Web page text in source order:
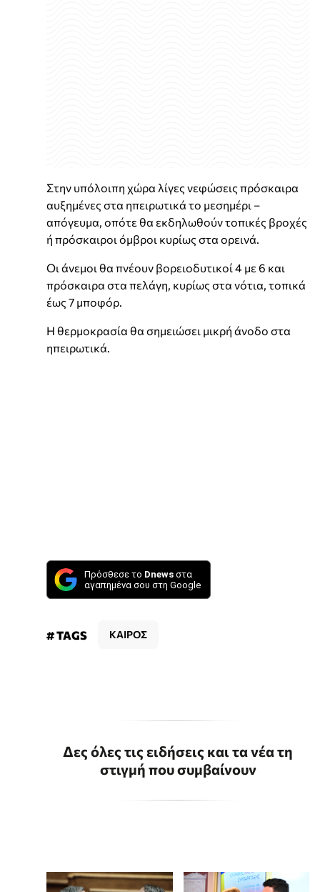
Στην υπόλοιπη χώρα λίγες νεφώσεις πρόσκαιρα
αυξημένες στα ηπειρωτικά το μεσημέρι –
απόγευμα, οπότε θα εκδηλωθούν τοπικές βροχές
ή πρόσκαιροι όμβροι κυρίως στα ορεινά.
Οι άνεμοι θα πνέουν βορειοδυτικοί 4 με 6 και
πρόσκαιρα στα πελάγη, κυρίως στα νότια, τοπικά
έως 7 μποφόρ.
Η θερμοκρασία θα σημειώσει μικρή άνοδο στα
ηπειρωτικά.
Πρόσθεσε το Dnews στα
αγαπημένα σου στη Google
# TAGS ΚΑΙΡΟΣ
Δες όλες τις ειδήσεις και τα νέα τη
στιγμή που συμβαίνουν